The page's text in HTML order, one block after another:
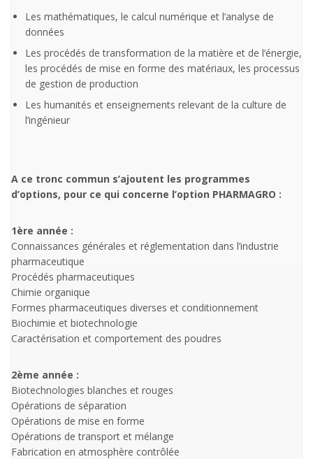
Les mathématiques, le calcul numérique et l’analyse de
données
Les procédés de transformation de la matière et de l’énergie,
les procédés de mise en forme des matériaux, les processus
de gestion de production
Les humanités et enseignements relevant de la culture de
l’ingénieur
A ce tronc commun s’ajoutent les programmes
d’options, pour ce qui concerne l’option PHARMAGRO :
1ère année :
Connaissances générales et réglementation dans l’industrie
pharmaceutique
Procédés pharmaceutiques
Chimie organique
Formes pharmaceutiques diverses et conditionnement
Biochimie et biotechnologie
Caractérisation et comportement des poudres
2ème année :
Biotechnologies blanches et rouges
Opérations de séparation
Opérations de mise en forme
Opérations de transport et mélange
Fabrication en atmosphère contrôlée